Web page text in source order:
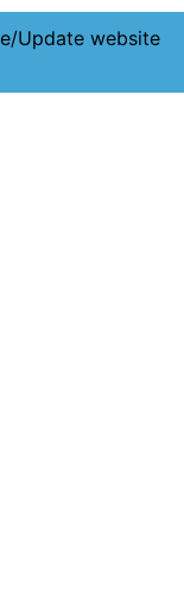
Update website